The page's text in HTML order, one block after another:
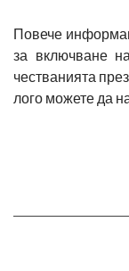
Повече
за включване
честванията
лого можете да